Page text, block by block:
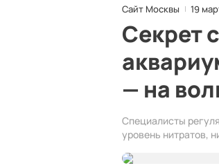
Сайт Москвы 19
Секрет
— на
Специалисты
уровень нитратов,